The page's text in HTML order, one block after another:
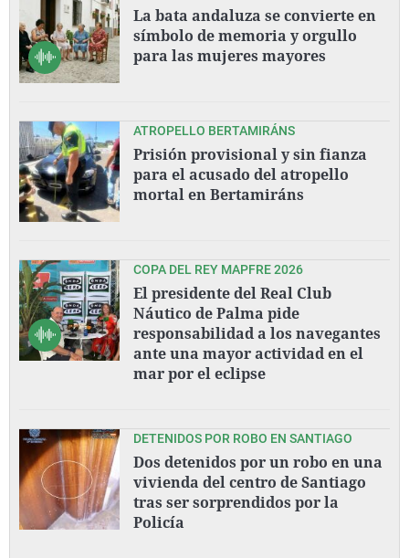
La bata andaluza se convierte en
símbolo de memoria y orgullo
para las mujeres mayores
ATROPELLO BERTAMIRÁNS
Prisión provisional y sin fianza
para el acusado del atropello
mortal en Bertamiráns
COPA DEL REY MAPFRE 2026
El presidente del Real Club
Náutico de Palma pide
responsabilidad a los navegantes
ante una mayor actividad en el
mar por el eclipse
DETENIDOS POR ROBO EN SANTIAGO
Dos detenidos por un robo en una
vivienda del centro de Santiago
tras ser sorprendidos por la
Policía